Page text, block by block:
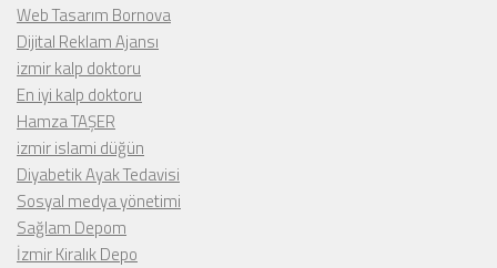
Web Tasarım Bornova
Dijital Reklam Ajansı
izmir kalp doktoru
En iyi kalp doktoru
Hamza TAŞER
izmir islami düğün
Diyabetik Ayak Tedavisi
Sosyal medya yönetimi
Sağlam Depom
İzmir Kiralık Depo